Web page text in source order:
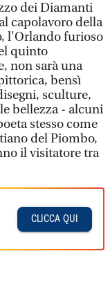
dei Diamanti
capolavoro della
l'Orlando furioso
quinto
non sarà una
bensì
sculture,
bellezza - alcuni
stesso come
del Piombo,
il visitatore tra
CLICCA QUI